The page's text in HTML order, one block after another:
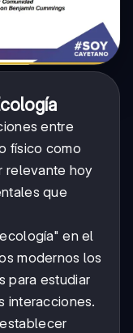
entre
físico como
relevante hoy
que
en el
modernos los
para estudiar
interacciones.